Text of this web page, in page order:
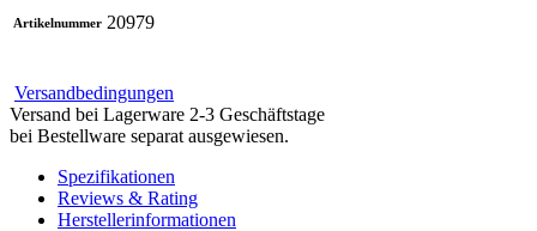
Artikelnummer 20979
Versandbedingungen
Versand bei Lagerware 2-3 Geschäftstage
bei Bestellware separat ausgewiesen.
Spezifikationen
Reviews & Rating
Herstellerinformationen